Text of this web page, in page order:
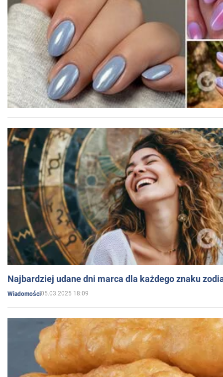
Najbardziej udane dni marca dla każdego znaku
Wiadomości05.03.2025 18:09